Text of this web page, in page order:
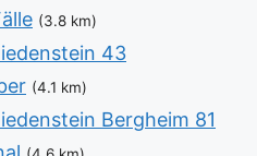
(3.8 km)
43
(4.1 km)
Bergheim 81